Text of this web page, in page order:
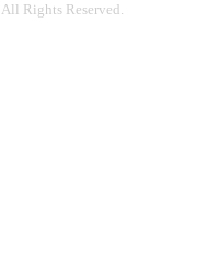
Rights Reserved.